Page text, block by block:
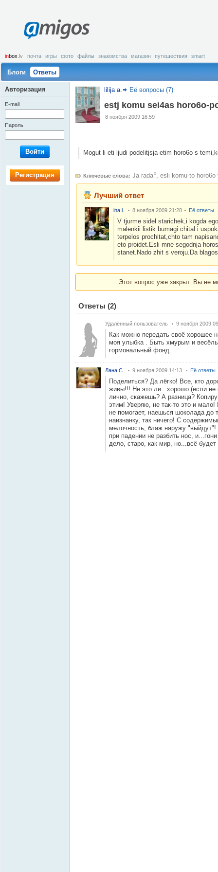
amigos
inbox .lv почта игры фото файлы знакомства магазин путешествия smart
Блоги Ответы
lilija a. Её вопросы (7)
estj komu sei4as horo6o-
8 ноября 2009 16:59
Mogut li eti ljudi podelitjsja etim horo6o s
Ключевые слова: Ja rada0, esli komu-to
Лучший ответ
ina i. 8 ноября 2009 21:28 Её ответы
V tjurme sidel starichek,i kogda
malenkii listik bumagi chital i
terpelos prochitat,chto tam
eto proidet.Esli mne segodnja
stanet.Nado zhit s veroju.Da
Этот вопрос уже закрыт. Вы не
Ответы (2)
Удалённый пользователь 9 ноября 2009
Как можно передать своё хорошее
моя улыбка . Быть хмурым и
гормональный фонд.
Лана С. 9 ноября 2009 14:13 Её ответы
Поделиться? Да лёгко! Все, кто
живы!!! Не это ли...хорошо (если не
лично, скажешь? А разница?
этим! Уверяю, не так-то это и
не помогает, наешься шоколада до
наизнанку, так ничего! С
мелочность, блаж наружу
при падении не разбить нос,
дело, старо, как мир, но...всё будет
Авторизация
E-mail
Пароль
Войти
Регистрация